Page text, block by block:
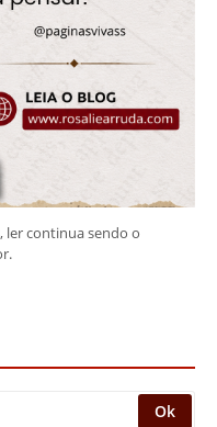
ler continua sendo o